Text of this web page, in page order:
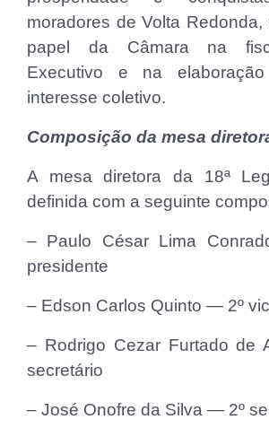
moradores de Volta Redonda,
papel da Câmara na
Executivo e na
interesse coletivo.
Composição da mesa
A mesa diretora da 18ª
definida com a seguinte
– Paulo César Lima
presidente
– Edson Carlos Quinto — 2º
– Rodrigo Cezar Furtado de
secretário
– José Onofre da Silva — 2º